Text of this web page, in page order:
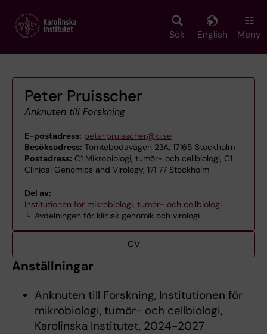
main
Sök English Meny
Peter Pruisscher
Anknuten till Forskning
E-postadress: peter.pruisscher@ki.se
Besöksadress: Tomtebodavägen 23A, 17165 Stockholm
Postadress: C1 Mikrobiologi, tumör- och cellbiologi, C1
Clinical Genomics and Virology, 171 77 Stockholm
Del av:
Institutionen för mikrobiologi, tumör- och cellbiologi
Avdelningen för klinisk genomik och virologi
CV
Anställningar
Anknuten till Forskning, Institutionen för
mikrobiologi, tumör- och cellbiologi,
Karolinska Institutet, 2024-2027